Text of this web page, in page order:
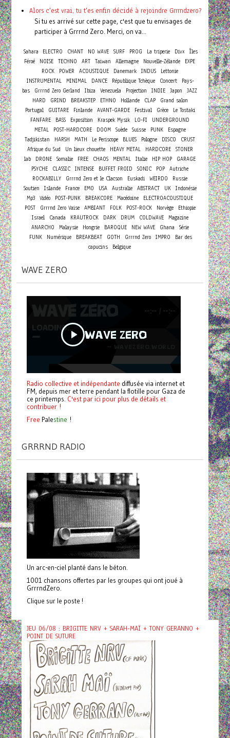
Alors c'est vrai, tu t'es enfin décidé à rejoindre Grrrndzero?
Si tu es arrivé sur cette page, c'est que tu envisages de
participer à Grrrnd Zero. Merci, on va...
Sahara ELECTRO CHANT NO WAVE SURF PROG La triperie Divx
Îles
Féroé
NOISE TECHNO ART Taiwan Allemagne Nouvelle-Zélande
EXPE
ROCK
POWER ACOUSTIQUE Danemark INDUS
Lettonie
INSTRUMENTAL MINIMAL DANCE République Tchèque Concert
Pays-
bas
Grrrnd Zero Gerland Ibiza Venezuela Projection INDIE Japon
JAZZ
HARD
GRIND BREAKSTEP ETHNO Hollande CLAP
Grand salon
Portugal
GUITARE Finlande AVANT-GARDE Festival Grèce
Le Tostaki
FANFARE
BASS Exposition Kraspek Mysik LO-FI
UNDERGROUND
METAL
POST-HARDCORE DOOM Suède Suisse PUNK
Espagne
Tadjikistan
HARSH MATH Le Periscope BLUES Pologne DISCO
CRUST
Afrique du Sud
Un lieux chouette HEAVY METAL HARDCORE
STONER
lab
DRONE Somalie FREE CHAOS MENTAL Italie HIP HOP
GARAGE
PSYCHE
CLASSIC INTENSE BUFFET FROID SONIC POP Autriche
ROCKABILLY
Grrrnd Zero et le Clacson Euskadi WEIRDO
Russie
Soutien
Islande France EMO USA Australie ABSTRACT UK
Indonésie
Mp3 Vidéo POST-PUNK BREAKCORE Macédoine
ELECTROACOUSTIQUE
POST
Grrrnd Zero Vaise AMBIANT FOLK POST-ROCK Norvège
Ethiopie
Israel
Canada KRAUTROCK DARK DRUM COLDWAVE
Magazine
ANARCHO
Malaysie Hongrie BAROQUE NEW WAVE Ghana
Série
FUNK
Numérique BREAKBEAT GOTH Grrrnd Zero IMPRO
Bar des
capucins
Belgique
WAVE ZERO
Radio collective et indépendante diffusée via internet et
FM, depuis mer et terre pendant la flotille pour Gaza de
ce printemps. C'est par ici pour plus de détails et
contribuer !
Free Palestine !
GRRRND RADIO
Un arc-en-ciel planté dans le béton.
1001 chansons offertes par les groupes qui ont joué à
GrrrndZero.
Clique sur le poste !
JEU 06/08 : BRIGITTE NRV + SARAH-MAÏ + TONY GERANNO +
POINT DE SUTURE